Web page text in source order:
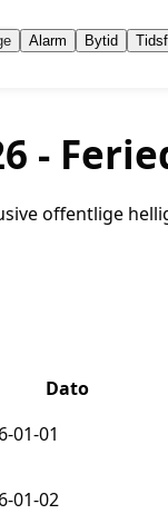
Alarm Bytid
-
offentlige
Dato
01-01
01-02